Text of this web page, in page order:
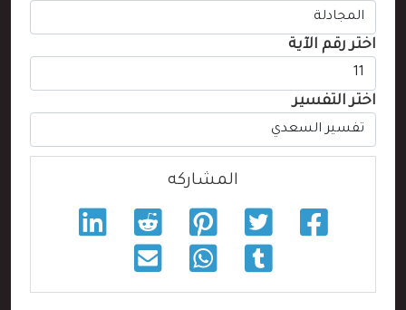
اختر رقم الآية
اختر التفسير
المشاركه